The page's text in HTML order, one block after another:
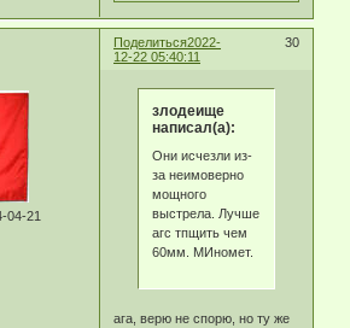
Поделиться 30
2022-
12-22 05:40:11
04-21
злодеище
написал(а):
Они исчезли из-
за неимоверно
мощного
выстрела. Лучше
агс тпщить чем
60мм. МИномет.
ага, верю не спорю, но ту же